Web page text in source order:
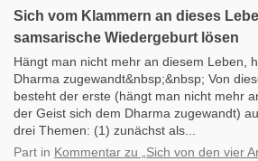
Sich vom Klammern an dieses
samsarische Wiedergeburt lösen
Hängt man nicht mehr an diesem Leben,
Dharma zugewandt&nbsp;&nbsp; Von
besteht der erste (hängt man nicht mehr
der Geist sich dem Dharma zugewandt)
drei Themen: (1) zunächst als...
Part in Kommentar zu „Sich von den vier